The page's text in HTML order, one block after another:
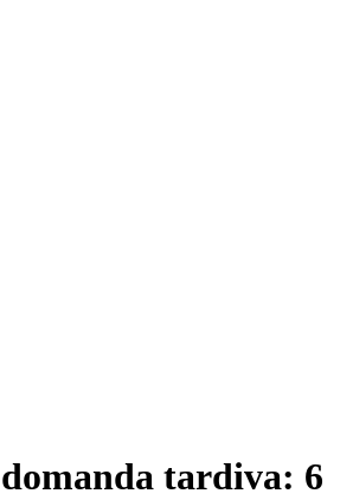
tardiva: 6